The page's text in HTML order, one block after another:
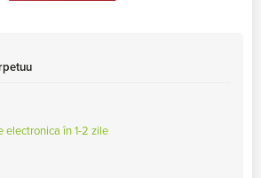
electronica în 1-2 zile